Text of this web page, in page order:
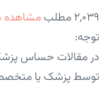
۲,۰۳۹ مطلب
مشاهده
توجه:
در مقالات حساس
توسط پزشک یا متخصص